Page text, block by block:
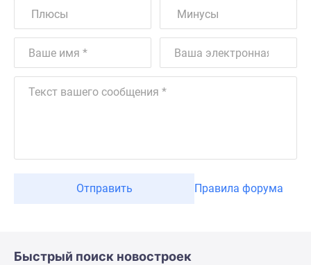
Отправить Правила форума
Быстрый поиск новостроек